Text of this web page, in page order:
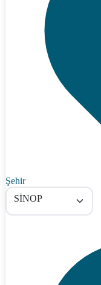
Şehir
SİNOP